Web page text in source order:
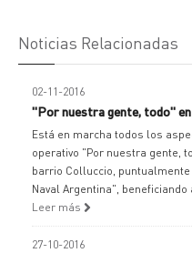
Noticias Relacionadas
02-11-2016
"Por nuestra gente, todo"
Está en marcha todos los
operativo "Por nuestra gente,
barrio Colluccio, puntualmente
Naval Argentina",
Leer más
27-10-2016